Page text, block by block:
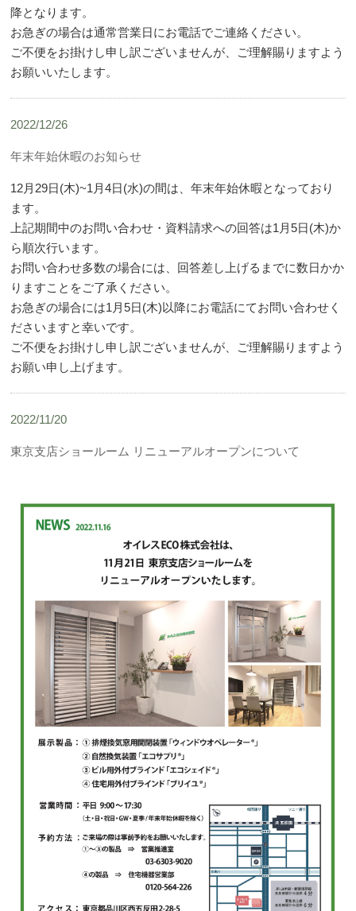
降となります。
お急ぎの場合は通常営業日にお電話でご連絡ください。
ご不便をお掛けし申し訳ございませんが、ご理解賜りますよう
お願いいたします。
2022/12/26
年末年始休暇のお知らせ
12月29日(木)~1月4日(水)の間は、年末年始休暇となっており
ます。
上記期間中のお問い合わせ・資料請求への回答は1月5日(木)か
ら順次行います。
お問い合わせ多数の場合には、回答差し上げるまでに数日かか
りますことをご了承ください。
お急ぎの場合には1月5日(木)以降にお電話にてお問い合わせく
ださいますと幸いです。
ご不便をお掛けし申し訳ございませんが、ご理解賜りますよう
お願い申し上げます。
2022/11/20
東京支店ショールーム リニューアルオープンについて